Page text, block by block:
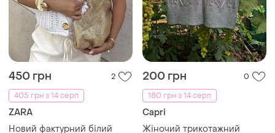
450 грн
2
405 грн з 14 серп
ZARA
Новий фактурний білий
200 грн
0
180 грн з 14 серп
Capri
Жіночий трикотажний